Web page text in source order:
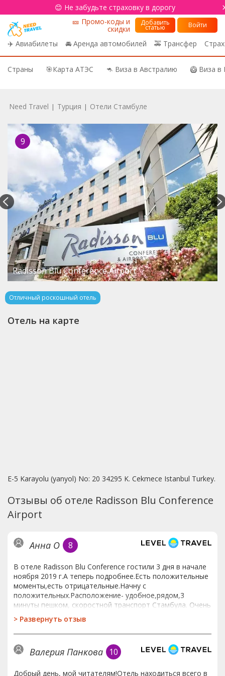
😊 Не забудьте страховку в дорогу
✈️ Авиабилеты 🚘 Аренда автомобилей 🚕 Трансфер
🎫 Промо-коды и
скидки
Добавить
статью Войти
Страны 🎯Карта АТЭС 🦘 Виза в Австралию 🥝 Виза
Need Travel | Турция | Отели Стамбуле
9
Radisson Blu Conference Airport
Отличный роскошный отель
Отель на карте
E-5 Karayolu (yanyol) No: 20 34295 K. Cekmece Istanbul Turkey.
Отзывы об отеле Radisson Blu Conference
Airport
Анна О 8
В отеле Radisson Blu Conference гостили 3 дня в начале
ноября 2019 г.А теперь подробнее.Есть положительные
моменты,есть отрицательные.Начну с
положительных.Расположение- удобное,рядом,3
минуты пешком, скоростной транспорт Стамбула. Очень
близко магазины, кафе и торговые центры с низкими
фиксированными ценами.Отличные завтраки.Удобная
кровать ихорошая уборка в номере.Достойный спорт
зал.Отрицательные стороны:Номер,нам достался
551,если Вам достанутся ключи от этого номера-
меняйте сразу.У нас был ночной перелет и мы не сильно
присматривались к номеру когда нас заселили.
> Развернуть отзыв
Валерия Панкова 10
Добрый день, мой читателям!Отель находиться всего в